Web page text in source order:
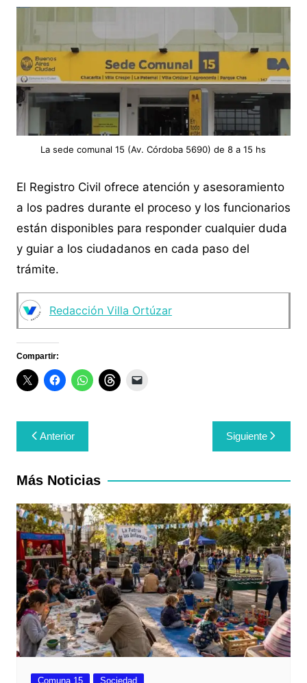
La sede comunal 15 (Av. Córdoba 5690) de 8 a 15 hs
El Registro Civil ofrece atención y asesoramiento
a los padres durante el proceso y los funcionarios
están disponibles para responder cualquier duda
y guiar a los ciudadanos en cada paso del
trámite.
Redacción Villa Ortúzar
Compartir:
Navegación
de
entradas
Anterior Siguiente
Más Noticias
Comuna 15 Sociedad